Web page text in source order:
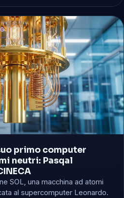
primo computer
neutri: Pasqal
SOL, una macchina ad atomi
al supercomputer Leonardo.